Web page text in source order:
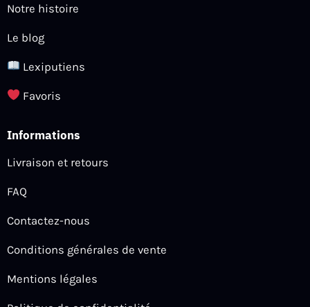
Notre histoire
Le blog
Lexiputiens
Favoris
Informations
Livraison et retours
FAQ
Contactez-nous
Conditions générales de vente
Mentions légales